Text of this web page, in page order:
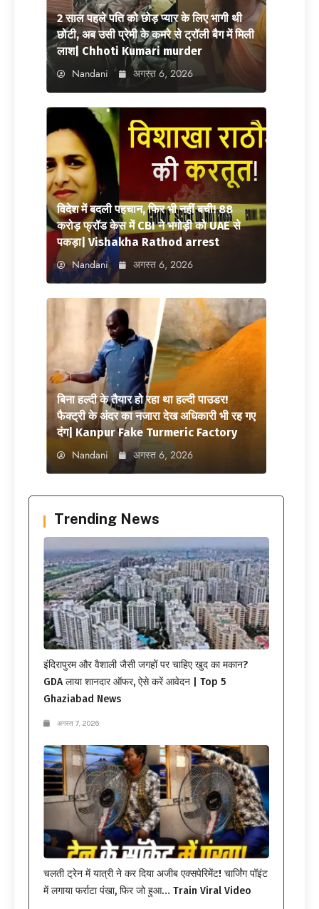
2 साल पहले पति को छोड़ प्यार के लिए भागी थी
छोटी, अब उसी प्रेमी के कमरे से ट्रॉली बैग में मिली
लाश| Chhoti Kumari murder
Nandani अगस्त 6, 2026
विदेश में बदली पहचान, फिर भी नहीं बची! 88
करोड़ फ्रॉड केस में CBI ने भगोड़ी को UAE से
पकड़ा| Vishakha Rathod arrest
Nandani अगस्त 6, 2026
बिना हल्दी के तैयार हो रहा था हल्दी पाउडर!
फैक्ट्री के अंदर का नजारा देख अधिकारी भी रह गए
दंग| Kanpur Fake Turmeric Factory
Nandani अगस्त 6, 2026
Trending News
इंदिरापुरम और वैशाली जैसी जगहों पर चाहिए खुद का मकान?
GDA लाया शानदार ऑफर, ऐसे करें आवेदन | Top 5
Ghaziabad News
अगस्त 7, 2026
चलती ट्रेन में यात्री ने कर दिया अजीब एक्सपेरिमेंट! चार्जिंग पॉइंट
में लगाया फर्राटा पंखा, फिर जो हुआ… Train Viral Video